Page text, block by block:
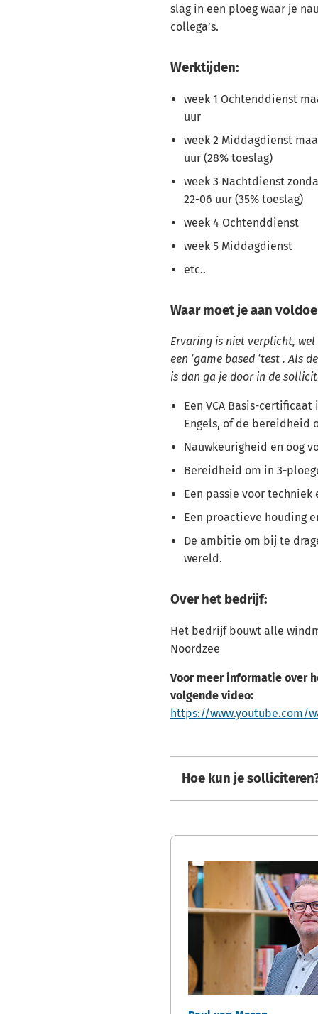
slag in een ploeg waar je
collega’s.
Werktijden:
week 1 Ochtenddienst
uur
week 2 Middagdienst
uur (28% toeslag)
week 3 Nachtdienst
22-06 uur (35% toeslag)
week 4 Ochtenddienst
week 5 Middagdienst
etc..
Waar moet je aan
Ervaring is niet verplicht, wel
een ‘game based ‘test . Als
is dan ga je door in de
Een VCA Basis-
Engels, of de bereidheid
Nauwkeurigheid en oog
Bereidheid om in 3-
Een passie voor techniek
Een proactieve houding
De ambitie om bij te
wereld.
Over het bedrijf:
Het bedrijf bouwt alle
Noordzee
Voor meer informatie over
volgende video:
https://www.youtube.com/
Hoe kun je